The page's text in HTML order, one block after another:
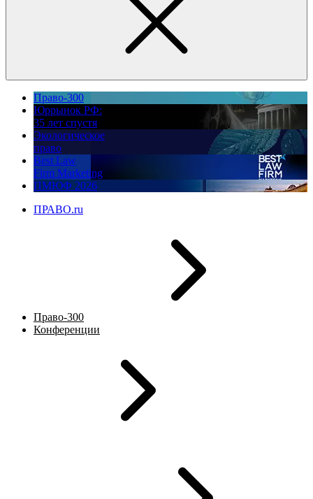
Право-300
Юррынок РФ:
35 лет спустя
Экологическое
право
Best Law
Firm Marketing
ПМЮФ 2026
ПРАВО.ru
Право-300
Конференции